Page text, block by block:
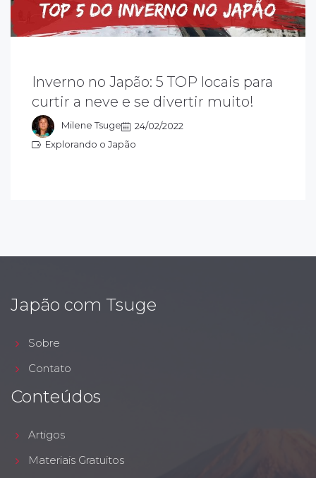
Inverno no Japão: 5 TOP locais para
curtir a neve e se divertir muito!
Milene Tsuge
24/02/2022
Explorando o Japão
não muito procurada pelos turistas
é muito apreciada por amantes de
de inverno e por quem ama um frio
casaco.
Japão com Tsuge
Sobre
Contato
Conteúdos
Artigos
Materiais Gratuitos